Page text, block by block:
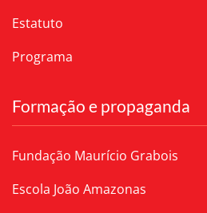
Estatuto
Programa
Formação e propaganda
Fundação Maurício Grabois
Escola João Amazonas